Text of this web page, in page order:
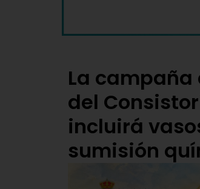
La
del
incluirá
sumisión